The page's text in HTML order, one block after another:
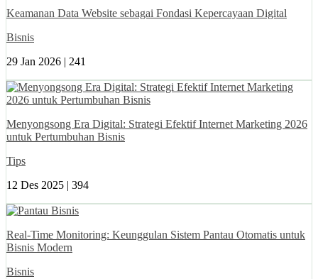
Keamanan Data Website sebagai Fondasi Kepercayaan Digital
Bisnis
29 Jan 2026 | 241
Menyongsong Era Digital: Strategi Efektif Internet Marketing 2026
untuk Pertumbuhan Bisnis
Tips
12 Des 2025 | 394
Real-Time Monitoring: Keunggulan Sistem Pantau Otomatis untuk
Bisnis Modern
Bisnis